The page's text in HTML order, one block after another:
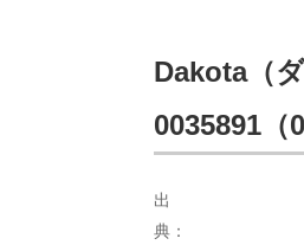
Dakota（
0035891（
出
典：